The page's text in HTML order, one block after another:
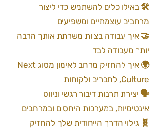
🛠️ באילו כלים להשתמש כדי ליצור
מרחבים עוצמתיים ומשפיעים
🤝 איך עבודה בצוות משרתת אותך הרבה
יותר מעבודה לבד
🌍 איך להחזיק מרחב לאימון מסוג Next
Culture, לחברים ולקוחות
🗣️ יצירת תרבות דיבור רגשי וניווט
אינטימיות, במערכות היחסים ובמרחבים
🧬 גילוי הדרך הייחודית שלך להחזיק